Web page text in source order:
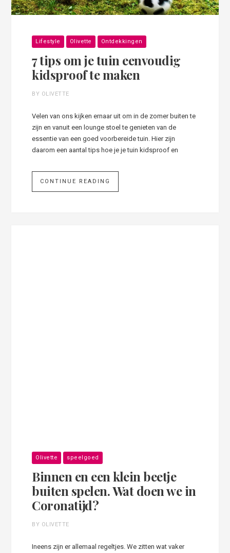
Lifestyle Olivette Ontdekkingen
7 tips om je tuin eenvoudig
kidsproof te maken
BY OLIVETTE
Velen van ons kijken ernaar uit om in de zomer buiten te
zijn en vanuit een lounge stoel te genieten van de
essentie van een goed voorbereide tuin. Hier zijn
daarom een aantal tips hoe je je tuin kidsproof en
CONTINUE READING
Olivette speelgoed
Binnen en een klein beetje
buiten spelen. Wat doen we in
Coronatijd?
BY OLIVETTE
Ineens zijn er allemaal regeltjes. We zitten wat vaker